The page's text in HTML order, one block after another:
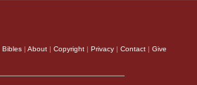
Bibles | About | Copyright | Privacy | Contact | Give